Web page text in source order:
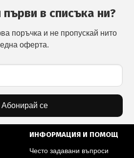
в списъка ни?
поръчка и не пропускай нито
една оферта.
Абонирай се
ИНФОРМАЦИЯ И ПОМОЩ
Често задавани въпроси